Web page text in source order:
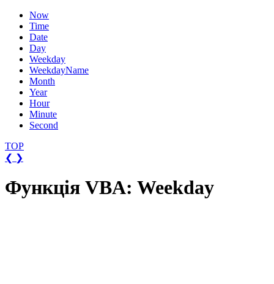
Now
Time
Date
Day
Weekday
WeekdayName
Month
Year
Hour
Minute
Second
TOP
❮ ❯
Функція VBA: Weekday